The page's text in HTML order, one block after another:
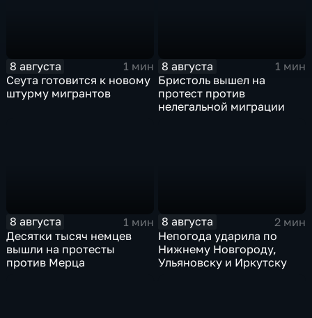
8 августа
1 мин
Сеута готовится к новому
штурму мигрантов
8 августа
1 мин
Бристоль вышел на
протест против
нелегальной миграции
8 августа
1 мин
Десятки тысяч немцев
вышли на протесты
против Мерца
8 августа
2 мин
Непогода ударила по
Нижнему Новгороду,
Ульяновску и Иркутску